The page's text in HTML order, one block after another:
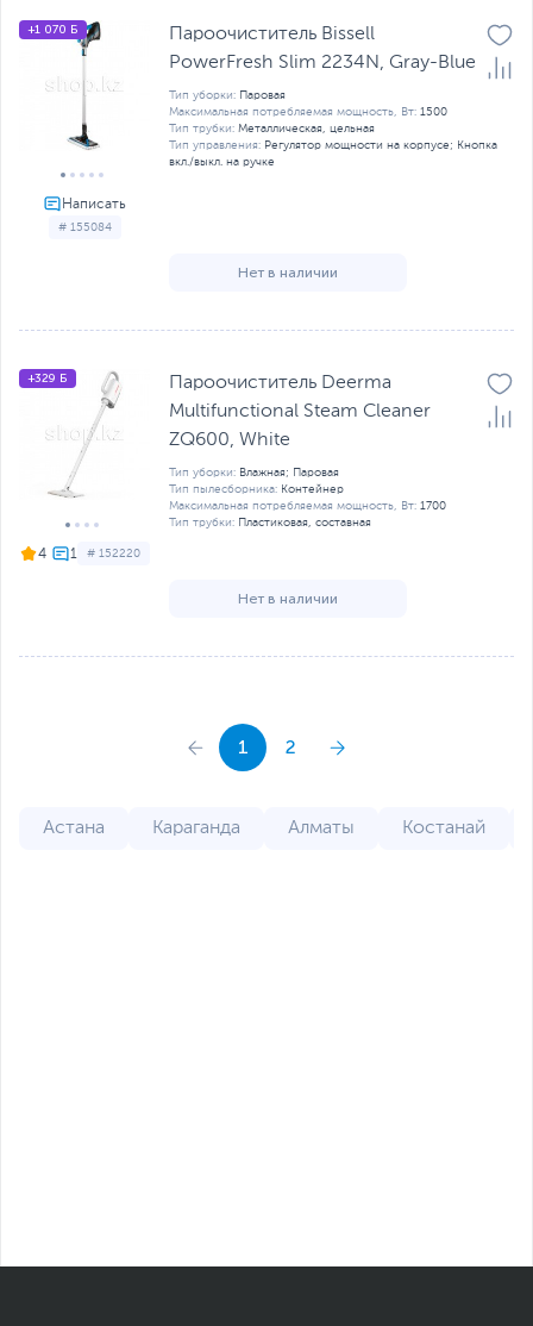
# 155084
+1 070 Б
Пароочиститель Bissell
PowerFresh Slim 2234N, Gray-Blue
Тип уборки: Паровая
Максимальная потребляемая мощность, Вт: 1500
Тип трубки: Металлическая, цельная
Тип управления: Регулятор мощности на корпусе; Кнопка
вкл./выкл. на ручке
Нет в наличии
4 # 152220
+329 Б
Пароочиститель Deerma
Multifunctional Steam Cleaner
ZQ600, White
Тип уборки: Влажная; Паровая
Тип пылесборника: Контейнер
Максимальная потребляемая мощность, Вт: 1700
Тип трубки: Пластиковая, составная
Нет в наличии
1 2
Астана Караганда Алматы Костанай